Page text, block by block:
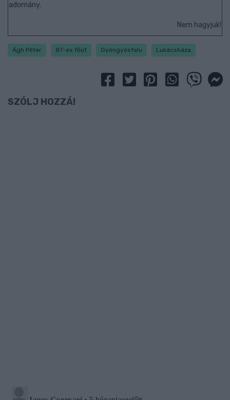
adomány.
Nem hagyjuk!
Ágh Péter 87-es főút Gyöngyösfalu Lukácsháza
SZÓLJ HOZZÁ!